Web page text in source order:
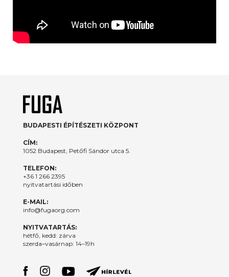
BUDAPESTI ÉPÍTÉSZETI KÖZPONT
CÍM:
1052 Budapest, Petőfi Sándor utca 5.
TELEFON:
+36 1 266 2395
nyitvatartási időben
E-MAIL:
info@fugaorg.com
NYITVATARTÁS:
hétfő, kedd: zárva
szerda–vasárnap: 14–19h